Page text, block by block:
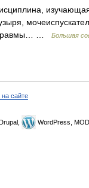
изучающая
травмы… …
Большая
сайте
WordPress,